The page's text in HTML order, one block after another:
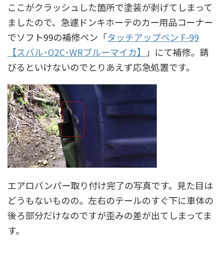
ここがクラッシュした箇所で塗装が剥げてしまって
ましたので、急遽ドンキホーテのカー用品コーナー
でソフト99の補修ペン「タッチアップペン F-99
【スバル･O2C･WRブルーマイカ】
」にて補修。錆
びるといけないのでとりあえず応急処置です。
エアロバンパー取り付け完了の写真です。見た目は
どうもないものの。左右のテールのすぐ下に車体の
後ろ部分だけなのですが歪みの差が出てしまってま
す。